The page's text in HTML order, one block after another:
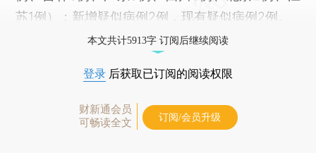
苏1例）；新增疑似病例2例，现有疑似病例2例。
本文共计5913字 订阅后继续阅读
登录 后获取已订阅的阅读权限
财新通会员
可畅读全文
订阅/会员升级